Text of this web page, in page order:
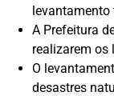
A Prefeitura
realizarem os
O
desastres